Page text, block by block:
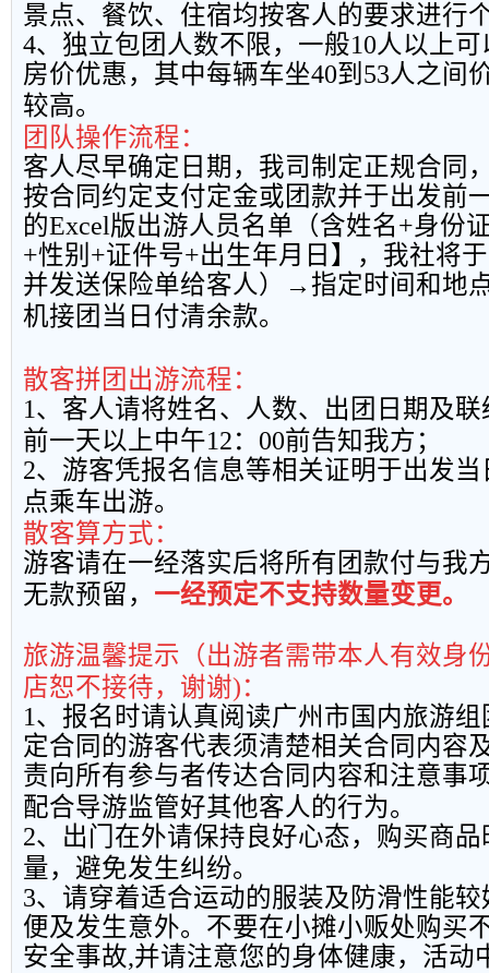
景点、餐饮、住宿均按客人的要求进行
4、独立包团人数不限，一般10人以上
房价优惠，其中每辆车坐40到 53人之间
较高。
团队操作流程：
客人尽早确定日期，我司制定正规合同
按合同约定支付定金或团款并于出发前
的Excel版出游人员名单（含姓名+身份
+性别 +证件号+出生年月日】，我社将
并发送保险单给客人）→指定时间和地
机接团当日付清余款。
散客拼团出游流程：
1、客人请将姓名、人数、出团日期及
前一天以上中午12： 00前告知我方；
2、游客凭报名信息等相关证明于出发
点乘车出游。
散客算方式：
游客请在一经落实后将所有团款付与我
无款预留， 一经预定不支持数量变更。
旅游温馨提示（出游者需带本人有效身
店恕不接待，谢谢)：
1、报名时请认真阅读广州市国内旅游
定合同的游客代表须清楚相关合同内容
责向所有参与者传达合同内容和注意事
配合导游监管好其他客人的行为。
2、出门在外请保持良好心态，购买商
量，避免发生纠纷。
3、请穿着适合运动的服装及防滑性能
便及发生意外。不要在小摊小贩处购买
安全事故,并请注意您的身体健康，活动